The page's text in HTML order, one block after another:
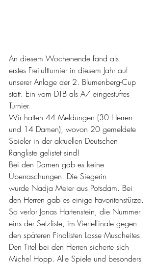
An diesem Wochenende fand als
erstes Freiluftturnier in diesem Jahr auf
unserer Anlage der 2. Blumenberg-Cup
statt. Ein vom DTB als A7 eingestuftes
Turnier.
Wir hatten 44 Meldungen (30 Herren
und 14 Damen), wovon 20 gemeldete
Spieler in der aktuellen Deutschen
Rangliste gelistet sind!
Bei den Damen gab es keine
Überraschungen. Die Siegerin
wurde Nadja Meier aus Potsdam. Bei
den Herren gab es einige Favoritenstürze.
So verlor Jonas Hartenstein, die Nummer
eins der Setzliste, im Viertelfinale gegen
den späteren Finalisten Lasse Muscheites.
Den Titel bei den Herren sicherte sich
Michel Hopp. Alle Spiele und besonders